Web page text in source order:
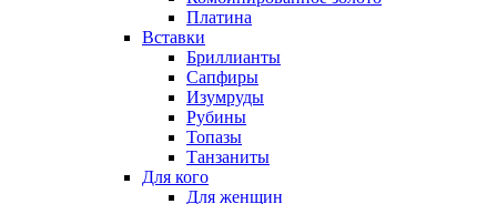
Платина
Вставки
Бриллианты
Сапфиры
Изумруды
Рубины
Топазы
Танзаниты
Для кого
Для женщин